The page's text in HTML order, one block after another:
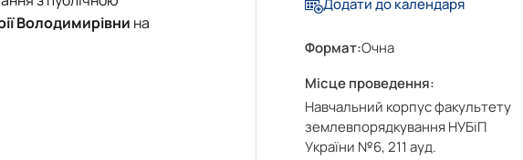
Володимирівни на
Додати до календаря
Формат:Очна
Місце проведення:
Навчальний корпус факультету
землевпорядкування НУБіП
України №6, 211 ауд.